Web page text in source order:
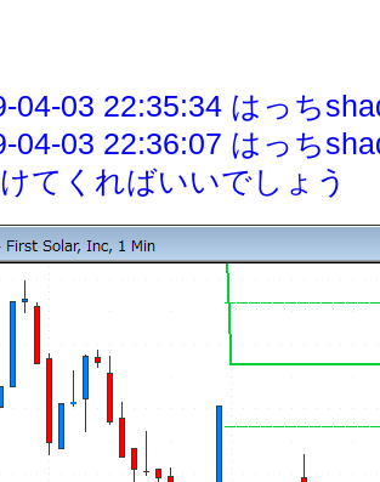
04-03 22:35:34 はっち
04-03 22:36:07 はっち
けてくればいいでしょう